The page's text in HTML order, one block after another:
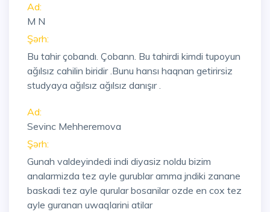
Ad:
M N
Şərh:
Bu tahir çobandı. Çobann. Bu tahirdi kimdi tupoyun
ağılsız cahilin biridir .Bunu hansı haqnan getirirsiz
studyaya ağılsız ağılsız danışır .
Ad:
Sevinc Mehheremova
Şərh:
Gunah valdeyindedi indi diyasiz noldu bizim
analarmizda tez ayle gurublar amma jndiki zanane
baskadi tez ayle qurular bosanilar ozde en cox tez
ayle guranan uwaqlarini atilar